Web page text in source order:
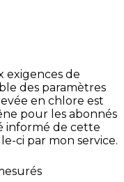
exigences de
des paramètres
en chlore est
pour les abonnés
informé de cette
ci par mon service.